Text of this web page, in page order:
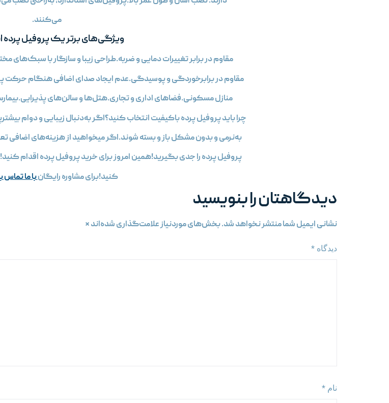
می‌کنند.
ویژگی‌های برتر یک پروفيل پرده
مقاوم در برابر تغییرات دمایی و ضربه.طراحی زیبا و سازگار با سبک‌های
مقاوم در برابرخوردگی و پوسیدگی.عدم ایجاد صدای اضافی هنگام حرکت
منازل مسکونی.فضاهای اداری و تجاری.هتل‌ها و سالن‌های
چرا باید پروفیل پرده باکیفیت انتخاب کنید؟اگر به‌دنبال زیبایی و دوام
به‌نرمی و بدون مشکل باز و بسته شوند.اگر میخواهید از هزینه‌های
پروفیل پرده را جدی بگیرید!همین امروز برای خرید پروفیل پرده اقدام
کنید!برای مشاوره رایگانبا ما تماس
دیدگاهتان را بنویسید
نشانی ایمیل شما منتشر نخواهد شد.بخش‌های موردنیاز علامت‌گذاری شده‌اند*
دیدگاه *
نام *